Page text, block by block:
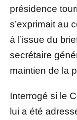
présidence
s’exprimait au
à l’issue du
secrétaire
maintien de la
Interrogé si le
lui a été